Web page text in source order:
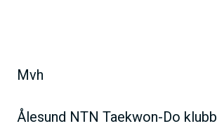
Mvh
Ålesund NTN Taekwon-Do klubb